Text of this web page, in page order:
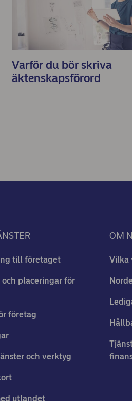
Varför du bör skriva
äktenskapsförord
till företaget
och placeringar för
företag
och verktyg
utlandet
OM
Vilka